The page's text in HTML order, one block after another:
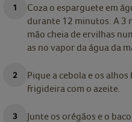
Coza o esparguete em
durante 12 minutos. A 3
mão cheia de ervilhas
as no vapor da água da
Pique a cebola e os
frigideira com o azeite.
Junte os orégãos e o